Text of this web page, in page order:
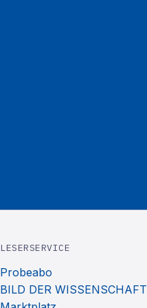
LESERSERVICE
Probeabo
BILD DER WISSENSCHAFT